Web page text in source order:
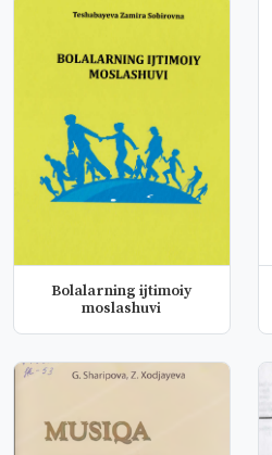
Bolalarning ijtimoiy
moslashuvi